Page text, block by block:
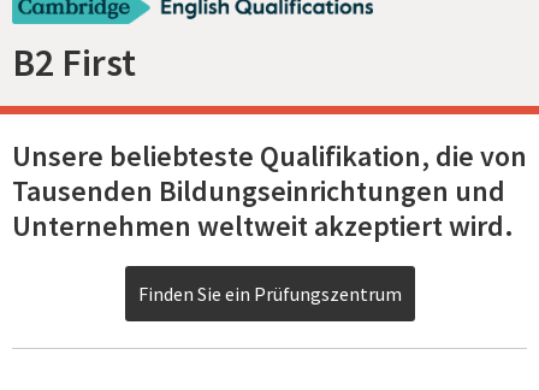
B2 First
Unsere beliebteste Qualifikation, die von
Tausenden Bildungseinrichtungen und
Unternehmen weltweit akzeptiert wird.
Finden Sie ein Prüfungszentrum